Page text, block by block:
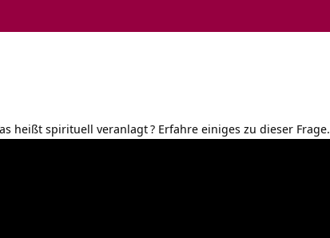
heißt spirituell veranlagt? Erfahre einiges zu dieser Frage.